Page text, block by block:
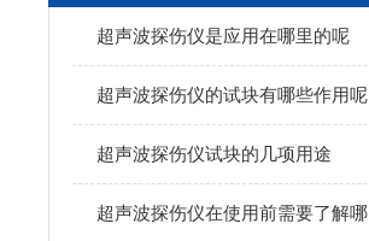
超声波探伤仪是应用在哪里的呢
超声波探伤仪的试块有哪些作用呢
超声波探伤仪试块的几项用途